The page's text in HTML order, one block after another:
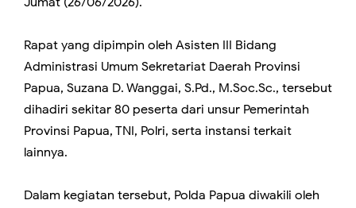
Rapat yang dipimpin oleh Asisten III Bidang
Administrasi Umum Sekretariat Daerah Provinsi
Papua, Suzana D. Wanggai, S.Pd., M.Soc.Sc., tersebut
dihadiri sekitar 80 peserta dari unsur Pemerintah
Provinsi Papua, TNI, Polri, serta instansi terkait
lainnya.
Dalam kegiatan tersebut, Polda Papua diwakili oleh